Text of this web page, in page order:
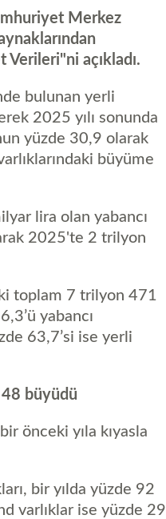
Merkez
Verileri"ni açıkladı.
bulunan yerli
2025 yılı sonunda
yüzde 30,9 olarak
büyüme
lira olan yabancı
2025'te 2 trilyon
toplam 7 trilyon 471
yabancı
63,7’si ise yerli
48 büyüdü
önceki yıla kıyasla
bir yılda yüzde 92
varlıklar ise yüzde 29